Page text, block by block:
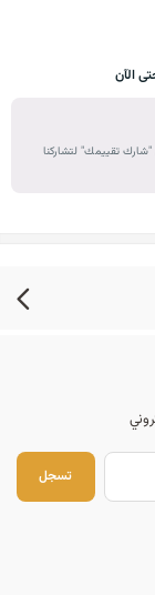
الآن
تقييمك" لتشاركنا
تسجل